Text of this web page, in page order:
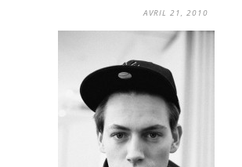
AVRIL 21, 2010